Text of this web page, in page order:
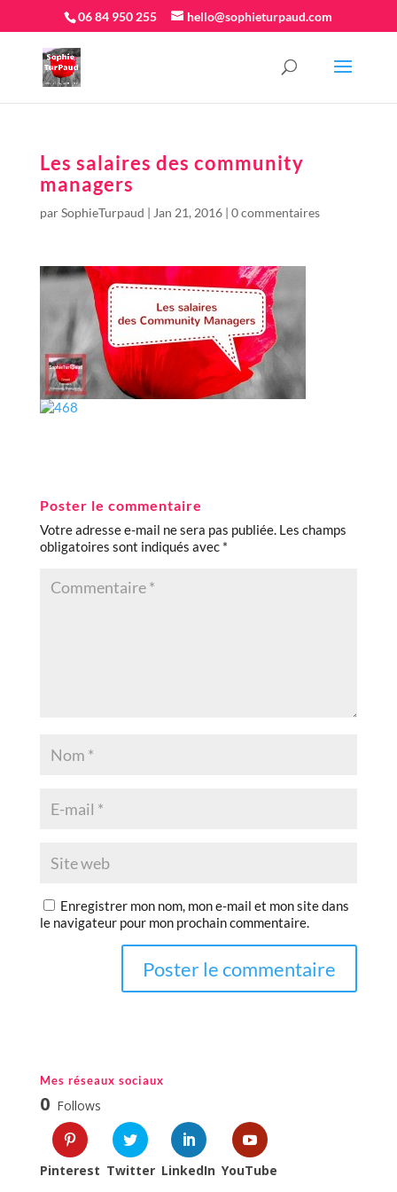
06 84 950 255 hello@sophieturpaud.com
Les salaires des community
managers
parSophieTurpaud | Jan 21, 2016| 0 commentaires
Poster le commentaire
Votre adresse e-mail ne sera pas publiée. Les champs
obligatoires sont indiqués avec *
Enregistrer mon nom, mon e-mail et mon site dans
le navigateur pour mon prochain commentaire.
Mes réseaux sociaux
0 Follows
Pinterest Twitter LinkedIn YouTube